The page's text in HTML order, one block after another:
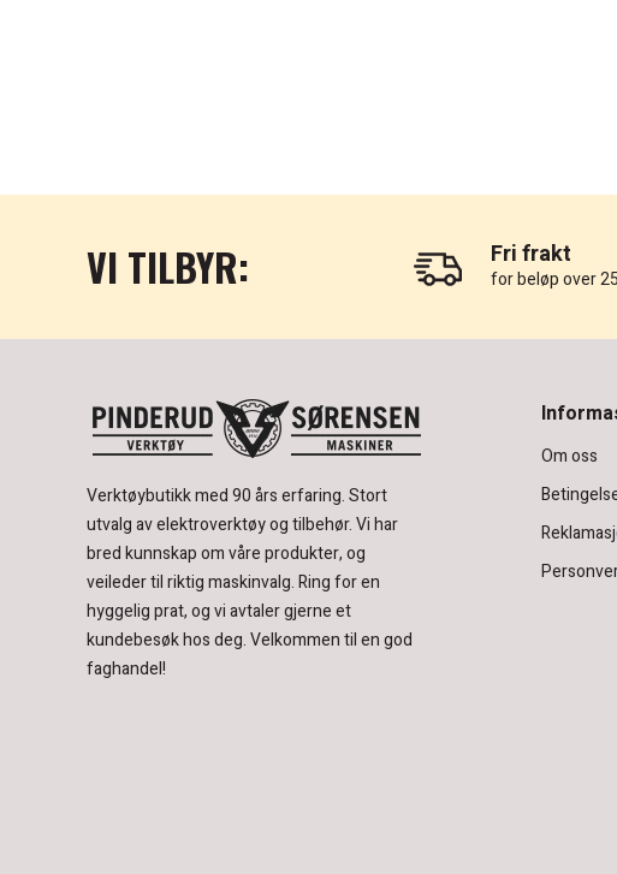
VI TILBYR: Fri frakt
for beløp over
Verktøybutikk med 90 års erfaring.Stort
utvalg av elektroverktøy og tilbehør.Vi har
bred kunnskap om våre produkter, og
veileder til riktig maskinvalg. Ring for en
hyggelig prat, og vi avtaler gjerne et
kundebesøk hos deg.Velkommen til en god
faghandel!
Om oss